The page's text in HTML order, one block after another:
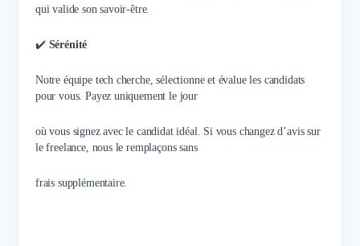
qui valide son savoir-être.
✔️ Sérénité
Notre équipe tech cherche, sélectionne et évalue les candidats
pour vous. Payez uniquement le jour
où vous signez avec le candidat idéal. Si vous changez d’avis sur
le freelance, nous le remplaçons sans
frais supplémentaire.